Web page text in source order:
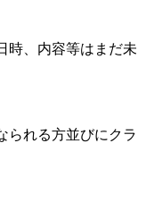
時、内容等はまだ未
られる方並びにクラ